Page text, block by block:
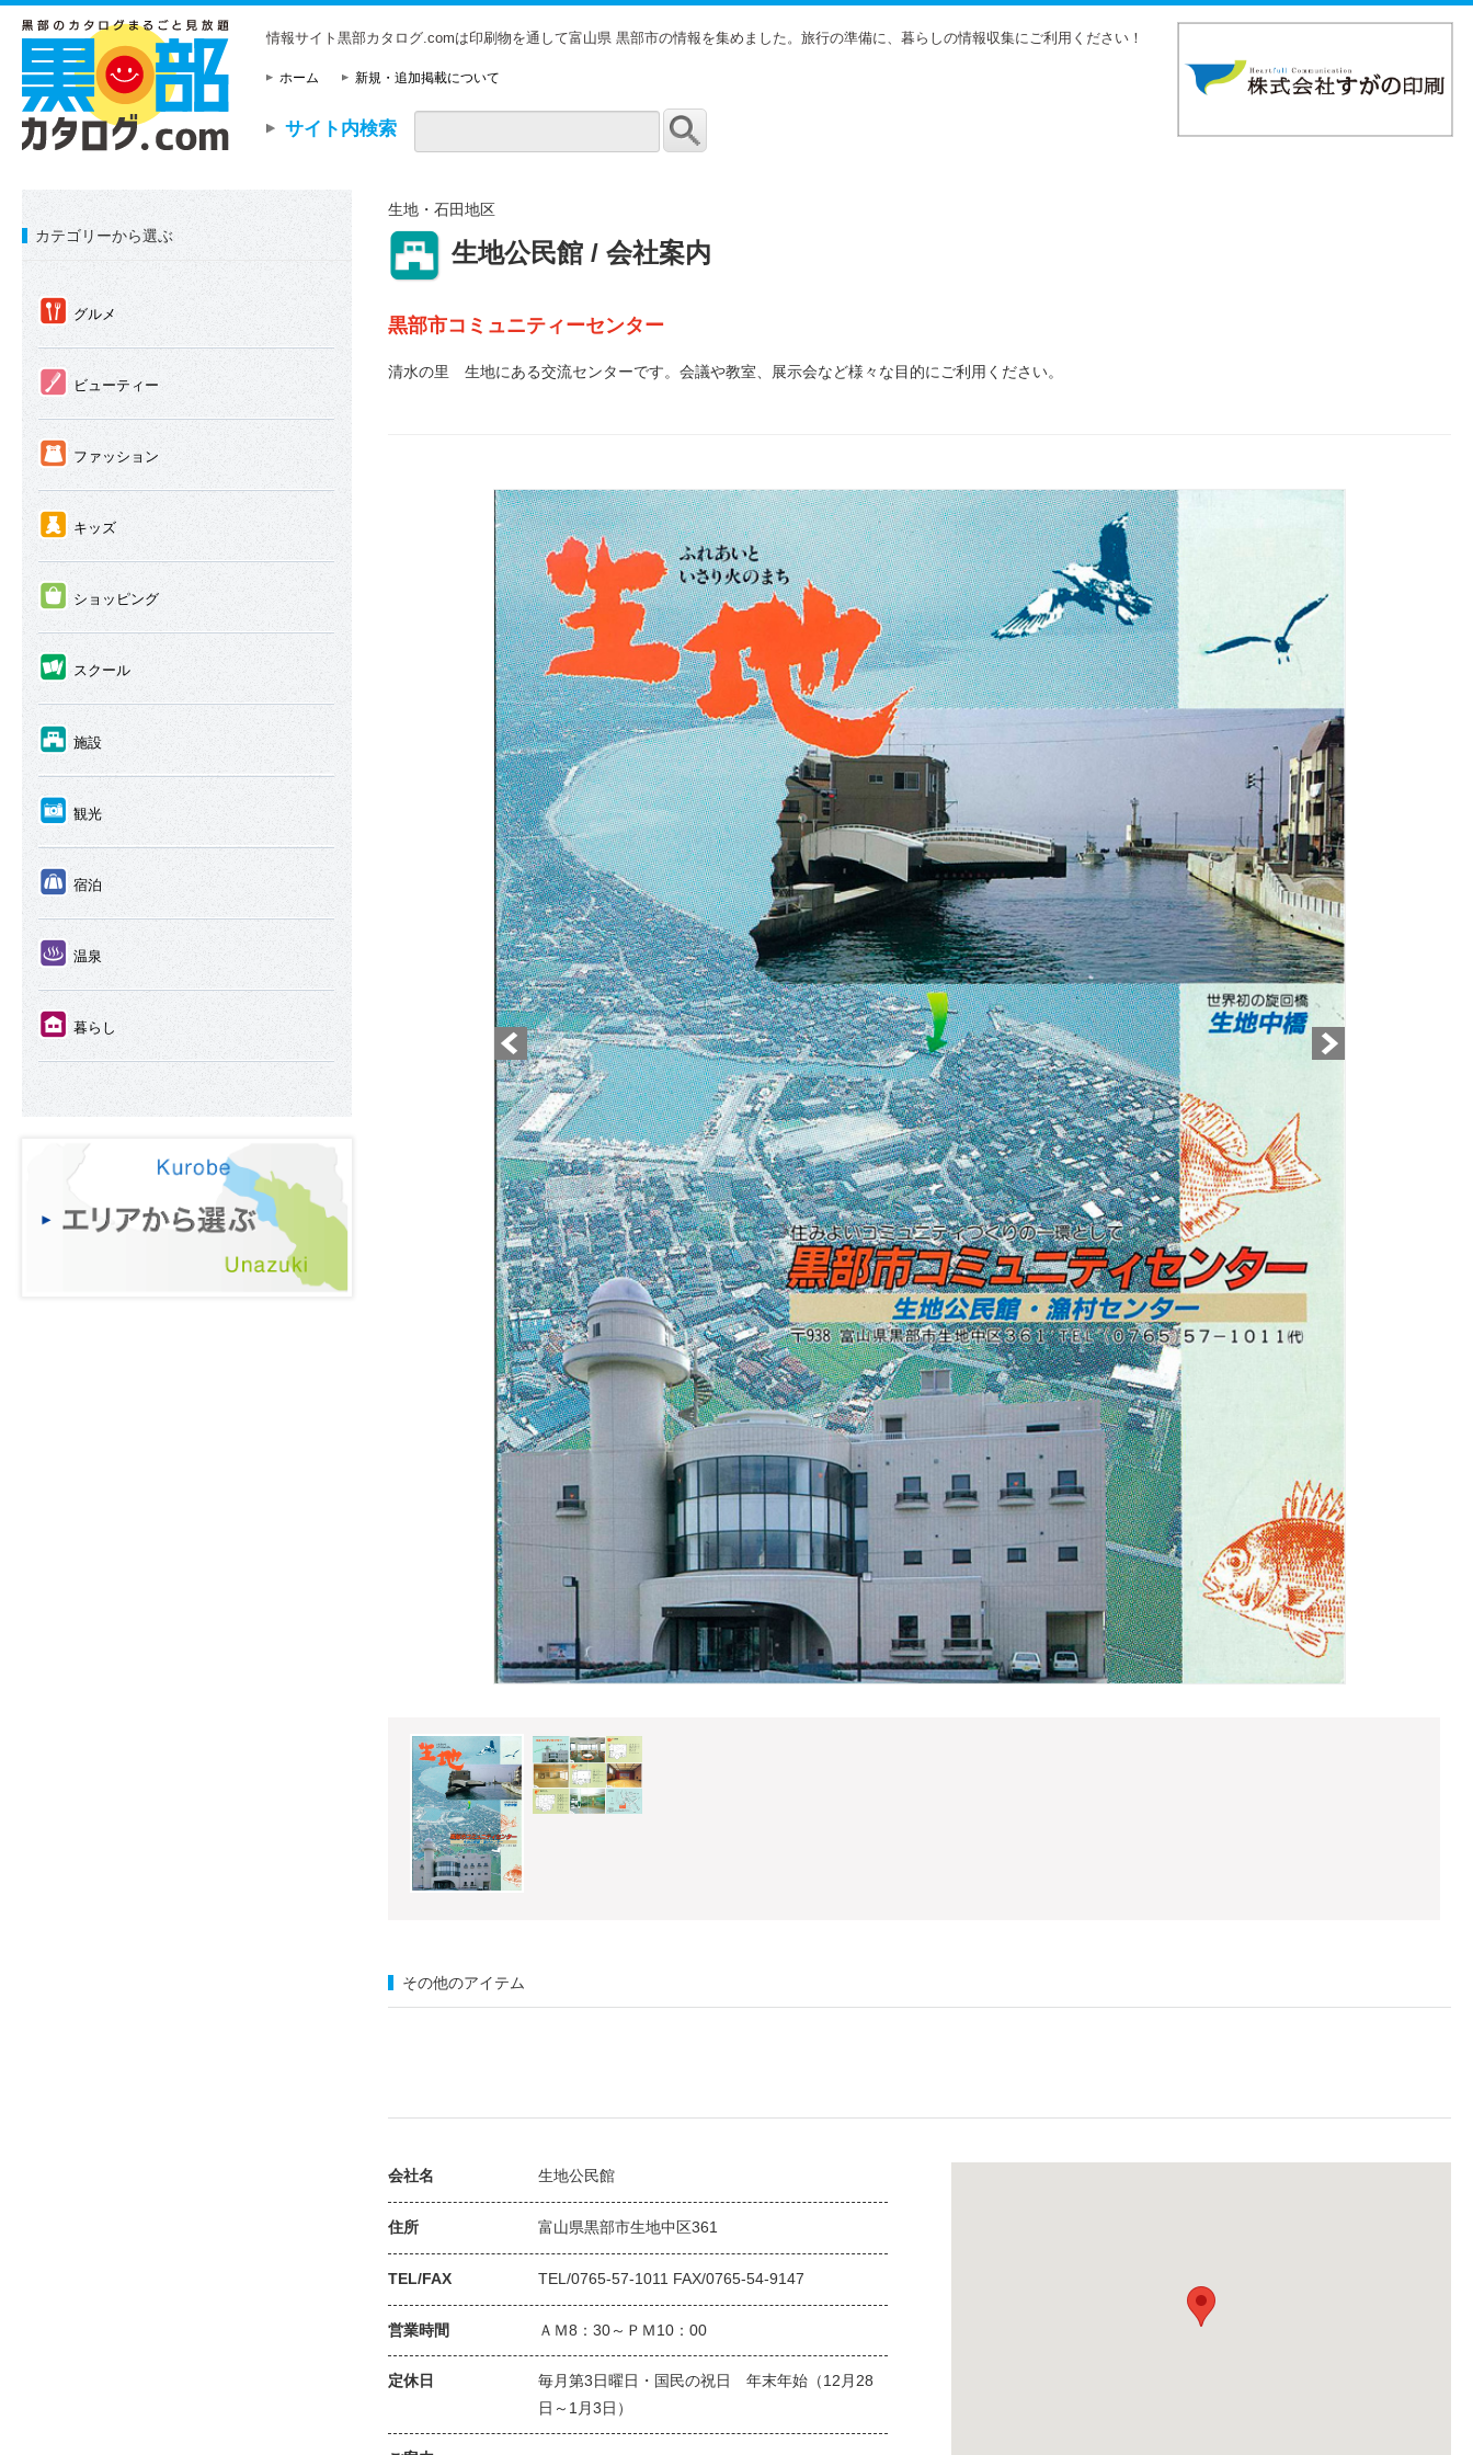
情報サイト黒部カタログ.comは印刷物を通して富山県 黒部市の情報を集めました。旅行の準備に、暮らしの情報収集にご利用ください！
ホーム 新規・追加掲載について
サイト内検索
カテゴリーから選ぶ
① グルメ
② ビューティー
③ ファッション
④ キッズ
⑤ ショッピング
⑥ スクール
⑦ 施設
⑧ 観光
⑨ 宿泊
⑩ 温泉
⑪ 暮らし
生地・石田地区
⑦ 生地公民館 / 会社案内
黒部市コミュニティーセンター
清水の里 生地にある交流センターです。会議や教室、展示会など様々な目的にご利用ください。
その他のアイテム
会社名 生地公民館
住所 富山県黒部市生地中区361
TEL/FAX TEL/0765-57-1011 FAX/0765-54-9147
営業時間 ＡＭ8：30～ＰＭ10：00
定休日
毎月第3日曜日・国民の祝日 年末年始（12月28
日～1月3日）